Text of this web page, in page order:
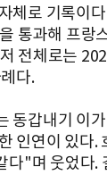
체로 기록이
통과해 프랑
전체로는
다.
동갑내기 이
인연이 있다.
다"며 웃었다.